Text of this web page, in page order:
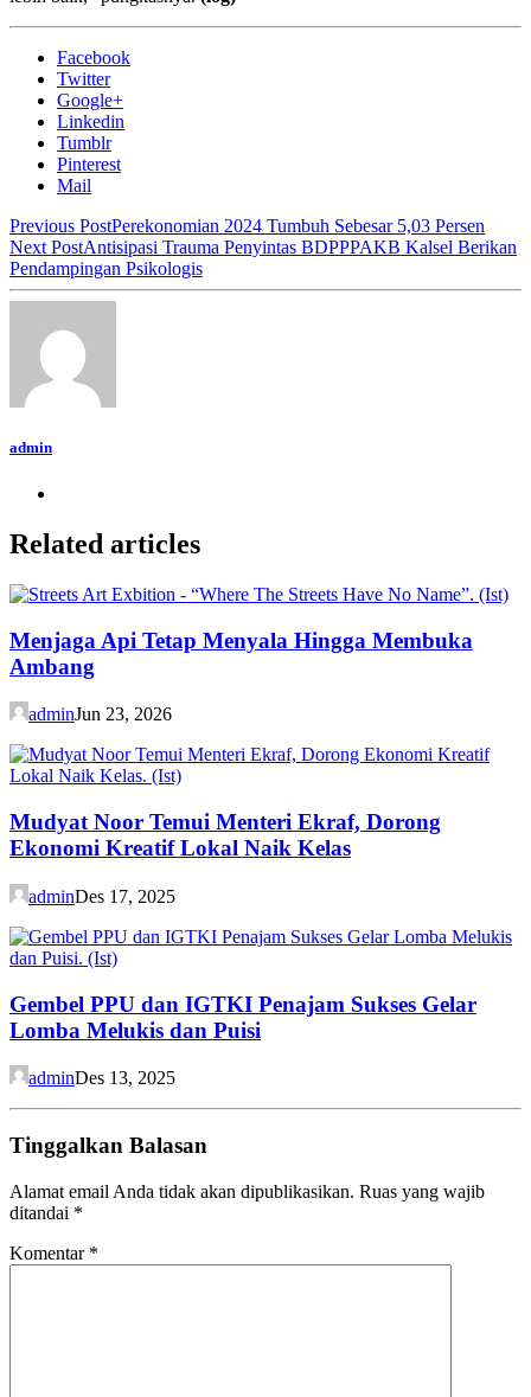
Facebook
Twitter
Google+
Linkedin
Tumblr
Pinterest
Mail
Previous PostPerekonomian 2024 Tumbuh Sebesar 5,03 Persen
Next PostAntisipasi Trauma Penyintas BDPPPAKB Kalsel Berikan
Pendampingan Psikologis
admin
Related articles
Menjaga Api Tetap Menyala Hingga Membuka
Ambang
adminJun 23, 2026
Mudyat Noor Temui Menteri Ekraf, Dorong
Ekonomi Kreatif Lokal Naik Kelas
adminDes 17, 2025
Gembel PPU dan IGTKI Penajam Sukses Gelar
Lomba Melukis dan Puisi
adminDes 13, 2025
Tinggalkan Balasan
Alamat email Anda tidak akan dipublikasikan. Ruas yang wajib
ditandai *
Komentar *